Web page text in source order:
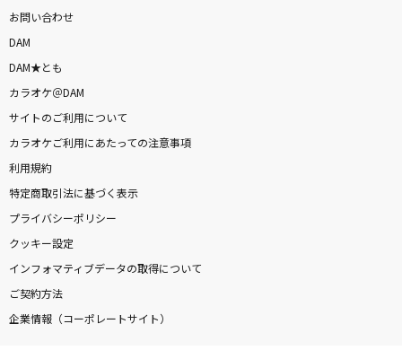
お問い合わせ
DAM
DAM★とも
カラオケ＠DAM
サイトのご利用について
カラオケご利用にあたっての注意事項
利用規約
特定商取引法に基づく表示
プライバシーポリシー
クッキー設定
インフォマティブデータの取得について
ご契約方法
企業情報（コーポレートサイト）